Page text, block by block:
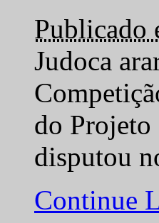
Publicado
Judoca
do
disputou
Continue